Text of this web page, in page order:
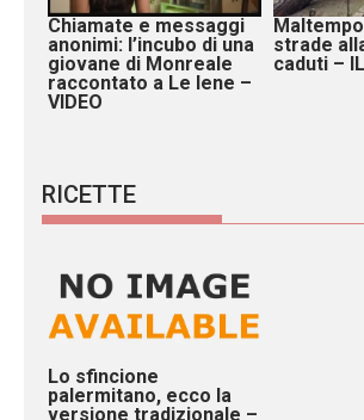
Chiamate e messaggi
anonimi: l’incubo di una
giovane di Monreale
raccontato a Le Iene –
VIDEO
strade
caduti –
RICETTE
Lo sfincione
palermitano, ecco la
versione tradizionale –